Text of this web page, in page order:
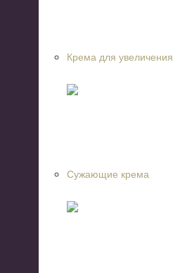
Крема для увеличения
Сужающие крема